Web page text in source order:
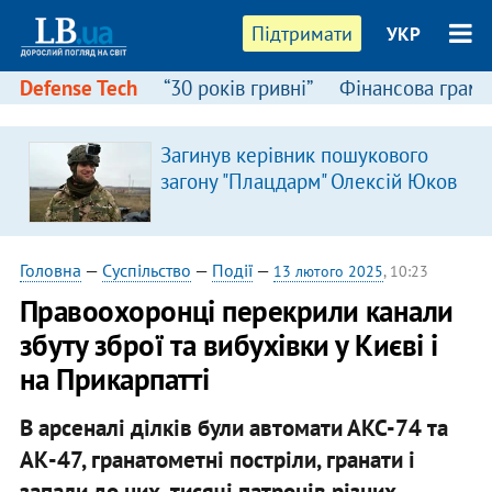
Підтримати УКР
Defense Tech “30 років гривні” Фінансова
Загинув керівник пошукового
загону "Плацдарм" Олексій Юков
Головна — Суспільство — Події— 13 лютого 2025, 10:23
Правоохоронці перекрили канали
збуту зброї та вибухівки у Києві і
на Прикарпатті
В арсеналі ділків були автомати АКС-74 та
АК-47, гранатометні постріли, гранати і